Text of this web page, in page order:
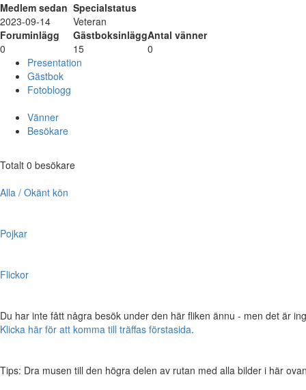
Medlem sedan Specialstatus
2023-09-14
Veteran
Foruminlägg
GästboksinläggAntal vänner
0
15
0
Presentation
Gästbok
Fotoblogg
Vänner
Besökare
Totalt 0 besökare
Alla / Okänt kön
Pojkar
Flickor
Du har inte fått några besök under den här fliken ännu - men det är
Klicka här för att komma till träffas förstasida.
Tips: Dra musen till den högra delen av rutan med alla bilder i här